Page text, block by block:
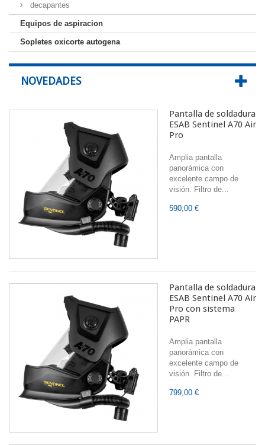
decapantes
Equipos de aspiracion
Sopletes oxicorte autogena
NOVEDADES
Pantalla de soldadura
ESAB Sentinel A70 Air
Pro
Amplia pantalla
panorámica con
excelente campo de
visión. Filtro de...
590,00 €
Pantalla de soldadura
ESAB Sentinel A70 Air
Pro con sistema
PAPR
Amplia pantalla
panorámica con
excelente campo de
visión. Filtro de...
799,00 €